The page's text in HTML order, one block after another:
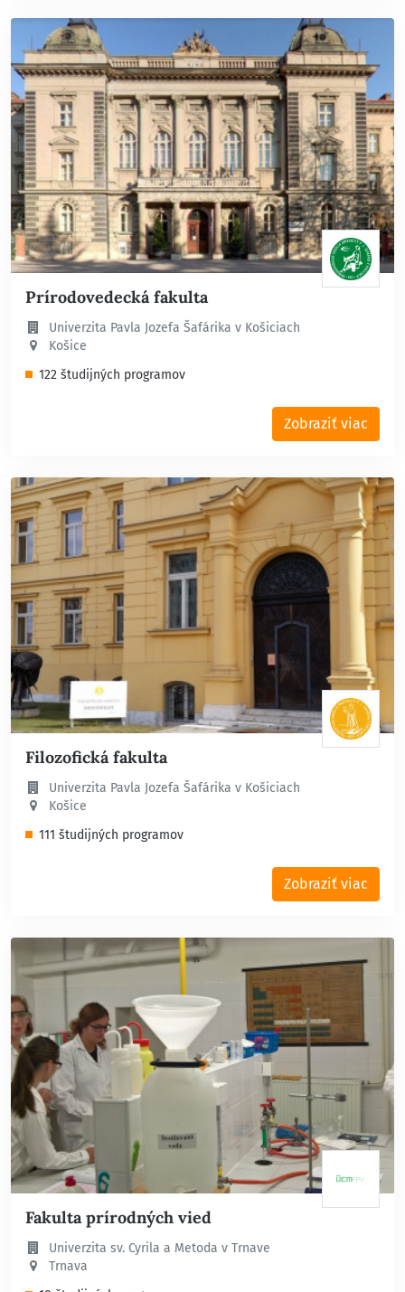
Prírodovedecká fakulta
Univerzita Pavla Jozefa Šafárika v Košiciach
Košice
122 študijných programov
Zobraziť viac
Filozofická fakulta
Univerzita Pavla Jozefa Šafárika v Košiciach
Košice
111 študijných programov
Zobraziť viac
Fakulta prírodných vied
Univerzita sv. Cyrila a Metoda v Trnave
Trnava